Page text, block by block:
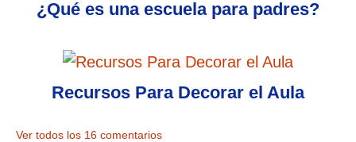
¿Qué es una escuela para padres?
Recursos Para Decorar el Aula
Ver todos los 16 comentarios